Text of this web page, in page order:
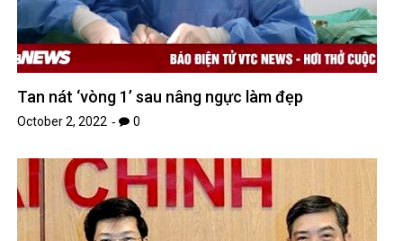
Tan nát ‘vòng 1’ sau nâng ngực làm đẹp
October 2, 2022 0